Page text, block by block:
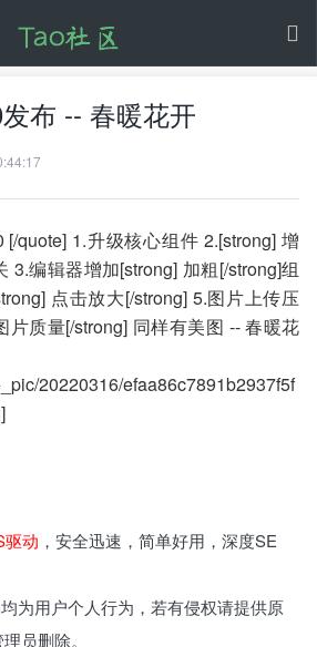
布 -- 春暖花开
[/quote] 1.升级核心组件 2.[strong] 增
3.编辑器增加[strong] 加粗[/strong]组
点击放大[/strong] 5.图片上传压
片质量[/strong] 同样有美图 -- 春暖花
20220316/efaa86c7891b2937f5f
驱动 ，安全迅速，简单好用，深度SE
为用户个人行为，若有侵权请提供原
员删除。